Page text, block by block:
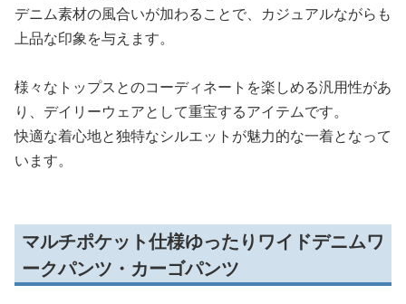
デニム素材の風合いが加わることで、カジュアルながらも
上品な印象を与えます。
様々なトップスとのコーディネートを楽しめる汎用性があ
り、デイリーウェアとして重宝するアイテムです。
快適な着心地と独特なシルエットが魅力的な一着となって
います。
マルチポケット仕様ゆったりワイドデニムワ
ークパンツ・カーゴパンツ